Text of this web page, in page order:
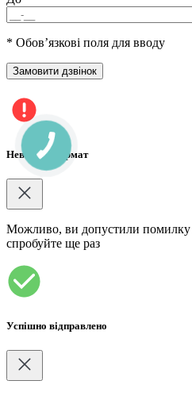
* Обов’язкові поля для вводу
Невірний формат
Можливо, ви допустили помилку
спробуйте ще раз
Успішно відправлено